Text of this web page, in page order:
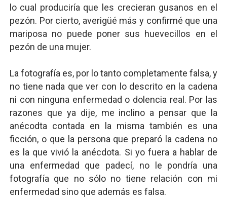
lo cual produciría que les crecieran gusanos en el
pezón. Por cierto, averigüé más y confirmé que una
mariposa no puede poner sus huevecillos en el
pezón de una mujer.
La fotografía es, por lo tanto completamente falsa, y
no tiene nada que ver con lo descrito en la cadena
ni con ninguna enfermedad o dolencia real. Por las
razones que ya dije, me inclino a pensar que la
anécodta contada en la misma también es una
ficción, o que la persona que preparó la cadena no
es la que vivió la anécdota. Si yo fuera a hablar de
una enfermedad que padecí, no le pondría una
fotografía que no sólo no tiene relación con mi
enfermedad sino que además es falsa.